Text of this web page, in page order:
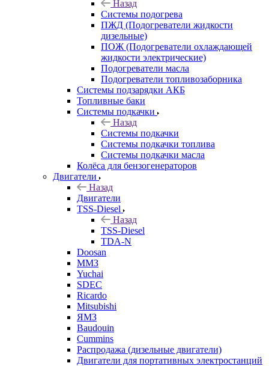
Назад
Системы подогрева
ПЖД (Подогреватели жидкости
дизельные)
ПОЖ (Подогреватели охлаждающей
жидкости электрические)
Подогреватели масла
Подогреватели топливозаборника
Системы подзарядки АКБ
Топливные баки
Системы подкачки
Назад
Системы подкачки
Системы подкачки топлива
Системы подкачки масла
Колёса для бензогенераторов
Двигатели
Назад
Двигатели
TSS-Diesel
Назад
TSS-Diesel
TDA-N
Doosan
ММЗ
Yuchai
SDEC
Ricardo
Mitsubishi
ЯМЗ
Baudouin
Cummins
Распродажа (дизельные двигатели)
Двигатели для портативных электростанций